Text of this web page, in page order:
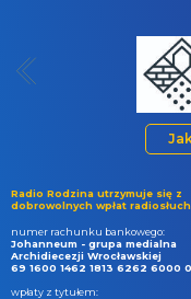
Radio Rodzina utrzymuje się z
dobrowolnych wpłat
numer rachunku bankowego:
Johanneum - grupa medialna
Archidiecezji Wrocławskiej
69 1600 1462 1813 6262 6000
wpłaty z tytułem: